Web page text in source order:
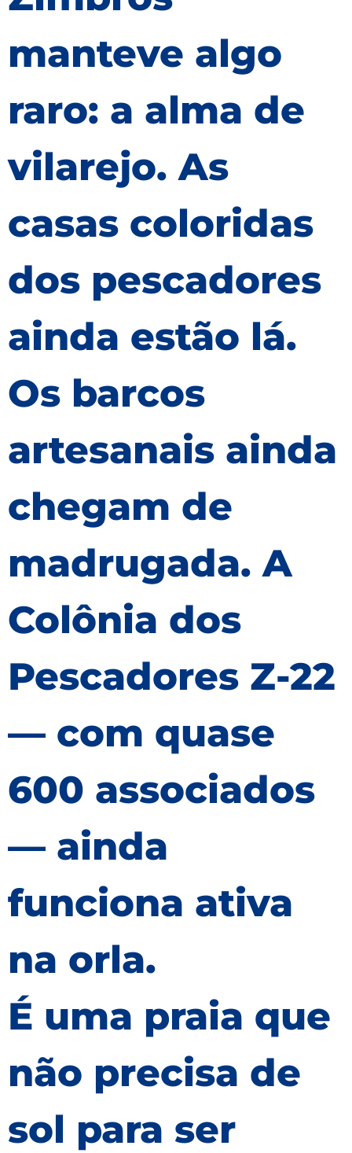
manteve algo
raro: a alma de
vilarejo. As
casas coloridas
dos pescadores
ainda estão lá.
Os barcos
artesanais ainda
chegam de
madrugada. A
Colônia dos
Pescadores Z-22
— com quase
600 associados
— ainda
funciona ativa
na orla.
É uma praia que
não precisa de
sol para ser